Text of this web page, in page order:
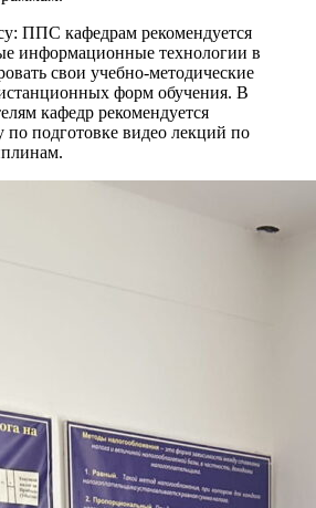
ППС кафедрам рекомендуется
информационные технологии в
свои учебно-методические
форм обучения. В
кафедр рекомендуется
по подготовке видео лекций по